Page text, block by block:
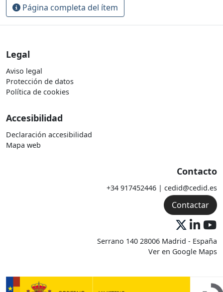
Página completa del ítem
Legal
Aviso legal
Protección de datos
Política de cookies
Accesibilidad
Declaración accesibilidad
Mapa web
Contacto
+34 917452446 | cedid@cedid.es
Contactar
Serrano 140 28006 Madrid - España
Ver en Google Maps